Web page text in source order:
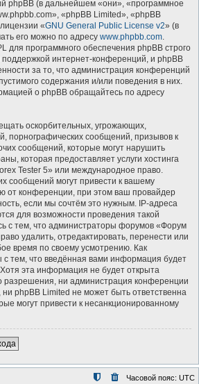
phpBB (в дальнейшем «они», «программное
«phpBB Limited», «phpBB
«GNU General Public License v2» (в
его можно по адресу www.phpbb.com.
для программного обеспечения phpBB строго
поддержкой интернет-конференций, и phpBB
за то, что администрация конференций
содержания и/или поведения в них.
о phpBB обращайтесь по адресу
оскорбительных, угрожающих,
порнографических сообщений, призывов к
сообщений, которые могут нарушить
которая предоставляет услуги хостинга
Tester 5» или международное право.
сообщений могут привести к вашему
от конференции, при этом ваш провайдер
если мы сочтём это нужным. IP-адреса
для возможности проведения такой
с тем, что администраторы форумов «Форум
удалить, отредактировать, перенести или
время по своему усмотрению. Как
с тем, что введённая вами информация будет
эта информация не будет открыта
разрешения, ни администрация конференции
phpBB Limited не может быть ответственна
могут привести к несанкционированному
Часовой пояс: UTC